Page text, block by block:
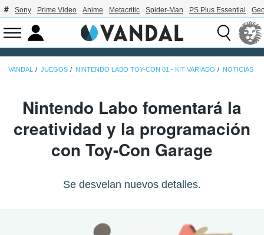
Sony Prime Video Anime Metacritic Spider-Man PS Plus Essential
VANDAL JUEGOS NINTENDO LABO TOY-CON 01 - KIT VARIADO NOTICIAS
Nintendo Labo fomentará la
creatividad y la programación
con Toy-Con Garage
Se desvelan nuevos detalles.